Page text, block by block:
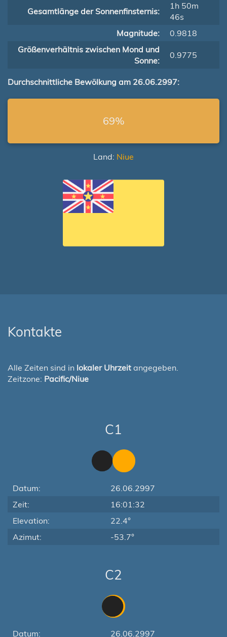
Gesamtlänge der Sonnenfinsternis:
1h 50m
46s
Magnitude:
0.9818
Größenverhältnis zwischen Mond und
Sonne:
0.9775
Durchschnittliche Bewölkung am 26.06.2997:
69%
Land: Niue
Kontakte
Alle Zeiten sind in lokaler Uhrzeit angegeben.
Zeitzone: Pacific/Niue
C1
Datum:
26.06.2997
Zeit:
16:01:32
Elevation:
22.4°
Azimut:
-53.7°
C2
Datum: 26.06.2997